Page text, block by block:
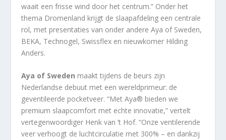
waait een frisse wind door het centrum.” Onder het
thema Dromenland krijgt de slaapafdeling een centrale
rol, met presentaties van onder andere Aya of Sweden,
BEKA, Technogel, Swissflex en nieuwkomer Hilding
Anders.
Aya of Sweden maakt tijdens de beurs zijn
Nederlandse debuut met een wereldprimeur: de
geventileerde pocketveer. “Met Aya® bieden we
premium slaapcomfort met echte innovatie,” vertelt
vertegenwoordiger Henk van ’t Hof. “Onze ventilerende
veer verhoogt de luchtcirculatie met 300% – en dankzij